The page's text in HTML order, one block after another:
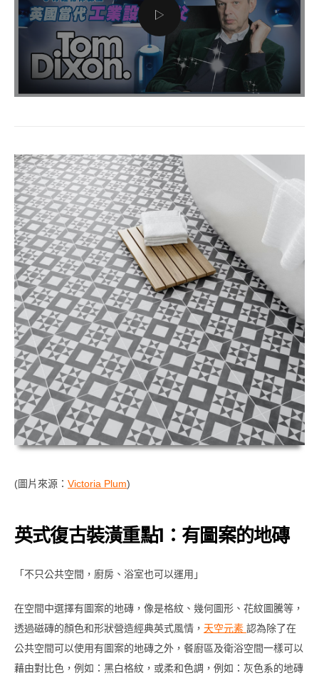
(圖片來源： Victoria Plum)
英式復古裝潢重點1：有圖案的地磚
「不只公共空間，廚房 、浴室也可以運用 」
在空間中選擇有圖案的地磚，像是格紋、幾何圖形、花紋圖騰等，
透過磁磚的顏色和形狀營造經典英式風情， 天空元素 認為除了在
公共空間可以使用有圖案的地磚之外，餐廚區及衛浴空間一樣可以
藉由對比色，例如：黑白格紋，或柔和色調，例如：灰色系的地磚